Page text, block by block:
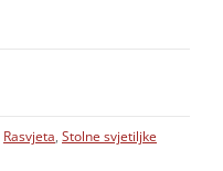
Rasvjeta, Stolne svjetiljke